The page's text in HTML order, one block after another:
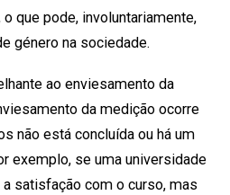
que pode, involuntariamente,
género na sociedade.
ao enviesamento da
da medição ocorre
não está concluída ou há um
exemplo, se uma universidade
satisfação com o curso, mas